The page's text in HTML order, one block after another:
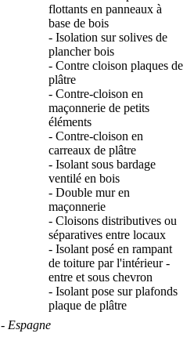
flottants en panneaux à
base de bois
- Isolation sur solives de
plancher bois
- Contre cloison plaques de
plâtre
- Contre-cloison en
maçonnerie de petits
éléments
- Contre-cloison en
carreaux de plâtre
- Isolant sous bardage
ventilé en bois
- Double mur en
maçonnerie
- Cloisons distributives ou
séparatives entre locaux
- Isolant posé en rampant
de toiture par l'intérieur -
entre et sous chevron
- Isolant pose sur plafonds
plaque de plâtre
- Espagne